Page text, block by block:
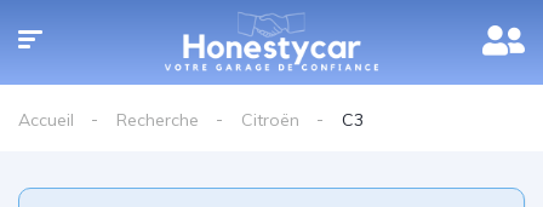
Accueil Recherche Citroën C3